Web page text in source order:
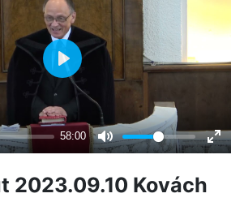
2023.09.10 Kovách